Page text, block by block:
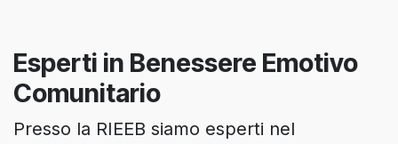
Esperti in Benessere Emotivo
Comunitario
Presso la RIEEB siamo esperti nel